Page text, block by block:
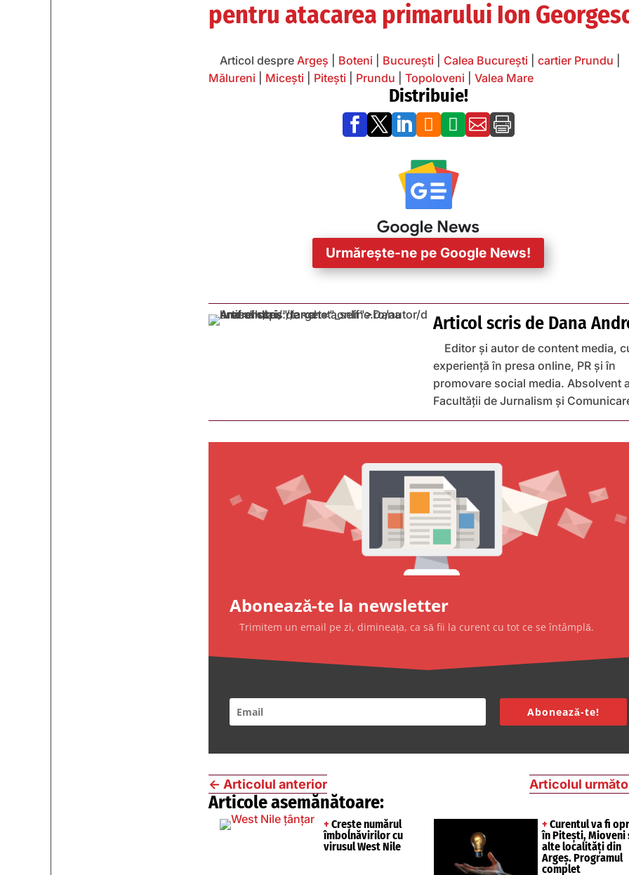
pentru atacarea primarului Ion
Articol despre Argeș Boteni București Calea București cartier Prundu
Mălureni
Micești Pitești Prundu Topoloveni Valea Mare
Distribuie!
      
Urmărește-ne pe Google News!
Articol scris de Dana
Editor și autor de content media,
experiență în presa online, PR și în
promovare social media. Absolvent
Facultății de Jurnalism și
Abonează-te la newsletter
Trimitem un email pe zi, dimineața, ca să fii la curent cu tot ce se întâmplă.
Abonează-te!
← Articolul anterior Articolul
Articole asemănătoare:
+ Crește numărul
îmbolnăvirilor cu
virusul West Nile
+ Curentul va fi
în Pitești, Mioveni
alte localități din
Argeș. Programul
complet